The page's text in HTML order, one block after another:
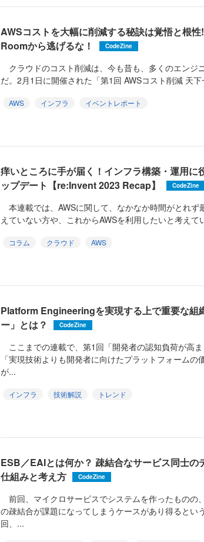
AWSコストを大幅に削減する秘訣は覚悟と根
Roomから逃げるな！
CodeZine
クラウドのコスト削減は、今も昔も、多くのエンジ
だ。2月1日に開催された「第1回 AWSコスト削減 天
AWS インフラ
イベントレポート
痒いところに手が届く！インフラ構築・運用に
ップデート【re:Invent 2023 Recap】
CodeZine
本連載では、AWSに関して、なかなか時間がとれず
えていない方や、これからAWSを利用したいと考えて
コラム クラウド
AWS
Platform Engineeringを実現する上で重要な組
ー」とは？
CodeZine
ここまでの連載で、第1回「開発者の認知負荷が高
「実現技術よりも開発者に向けたプラットフォームの
が...
インフラ 技術解説
トレンド
ESB／EAIとは何か？ 疎結合なサービス同士の
仕組みと考え方
CodeZine
前回、マイクロサービスでシステムを作ったものの
の疎結合が課題になってしまうケースがあり得るとい
回、...